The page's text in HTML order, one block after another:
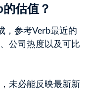
估值？
，参考Verb最近的
公司热度以及可比
未必能反映最新新